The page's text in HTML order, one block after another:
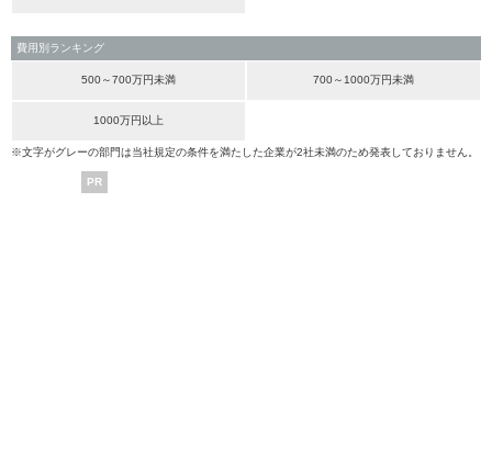
費用別ランキング
500～700万円未満 700～1000万円未満
1000万円以上
※文字がグレーの部門は当社規定の条件を満たした企業が2社未満のため発表しておりません。
PR